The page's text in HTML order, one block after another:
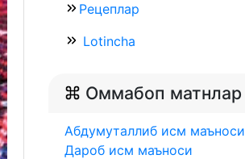
Рецеплар
Lotincha
Оммабоп матнлар
Абдумуталлиб исм маъноси
Дароб исм маъноси